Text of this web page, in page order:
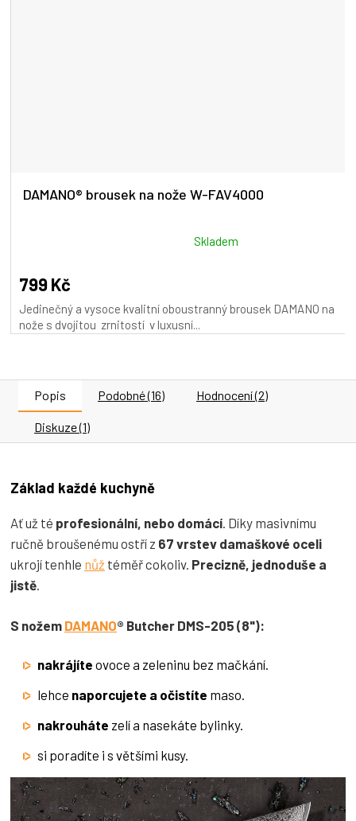
DAMANO® brousek na nože W-FAV4000
produktu
je
5,0
z
Skladem
799 Kč
Jedinečný a vysoce kvalitní oboustranný brousek DAMANO na
nože s dvojitou zrnitostí v luxusní...
Popis Podobné (16) Hodnocení (2)
Diskuze (1)
Základ každé kuchyně
Ať už té profesionální, nebo domácí . Díky masivnímu
ručně broušenému ostří z 67 vrstev damaškové oceli
ukrojí tenhle nůž téměř cokoliv. Precizně, jednoduše a
jistě
S nožem DAMANO® Butcher DMS-205 (8"):
nakrájíte ovoce a zeleninu bez mačkání.
lehce naporcujete a očistíte maso.
nakrouháte zelí a nasekáte bylinky.
si poradíte i s většími kusy.